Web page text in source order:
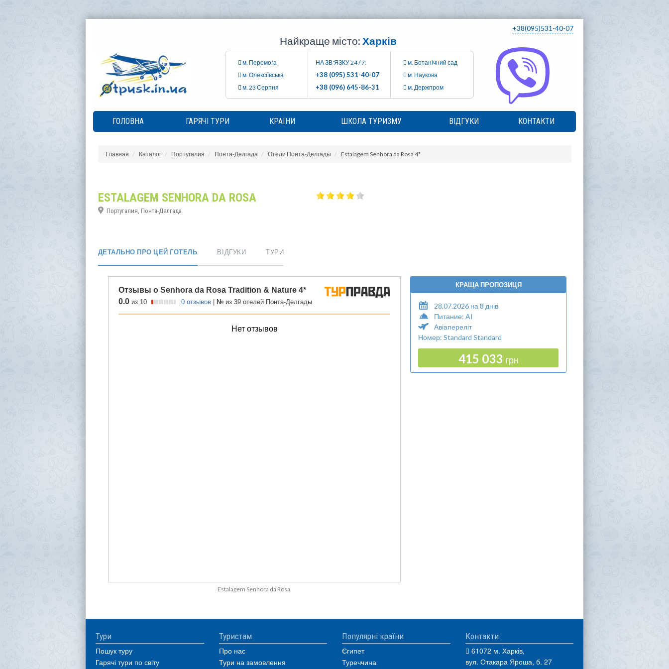
+38(095)531-40-07
Найкраще місто: Харків
м. Перемога
м. Олексіївська
м. 23 Серпня
НА ЗВ'ЯЗКУ 24 / 7:
+38 (095) 531-40-07
+38 (096) 645-86-31
м. Ботанічний сад
м. Наукова
м. Держпром
ГОЛОВНА ГАРЯЧІ ТУРИ КРАЇНИ ШКОЛА ТУРИЗМУ ВІДГУКИ КОНТАКТИ
Главная Каталог Португалия Понта-Делгада Отели Понта-Делгады Estalagem Senhora da Rosa 4*
ESTALAGEM SENHORA DA ROSA
Португалия, Понта-Делгада
ДЕТАЛЬНО ПРО ЦЕЙ ГОТЕЛЬ ВІДГУКИ ТУРИ
Estalagem Senhora da Rosa
КРАЩА ПРОПОЗИЦЯ
28.07.2026 на 8 днів
Питание: AI
Авіапереліт
Номер: Standard Standard
415 033 грн
Тури
Пошук туру
Гарячі тури по світу
Туристам
Про нас
Тури на замовлення
Популярні країни
Єгипет
Туреччина
Контакти
61072 м. Харків,
вул. Отакара Яроша, б. 27